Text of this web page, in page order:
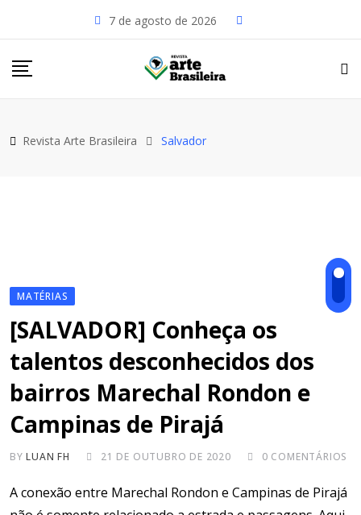
7 de agosto de 2026
Revista Arte Brasileira Salvador
MATÉRIAS
[SALVADOR] Conheça os
talentos desconhecidos dos
bairros Marechal Rondon e
Campinas de Pirajá
BYLUAN FH 21 DE OUTUBRO DE 2020 0 COMENTÁRIOS
A conexão entre Marechal Rondon e Campinas de Pirajá